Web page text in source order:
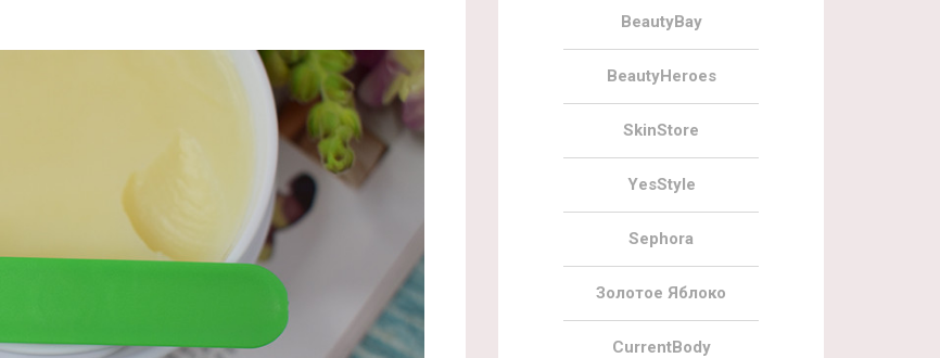
BeautyBay
BeautyHeroes
SkinStore
YesStyle
Sephora
Золотое Яблоко
CurrentBody